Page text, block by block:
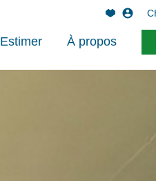
Estimer À propos